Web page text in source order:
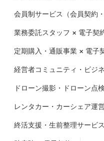
会員制サービス（会員契約
業務委託スタッフ × 電子契
定期購入・通販事業 × 電子
経営者コミュニティ・ビジ
ドローン撮影・ドローン点
レンタカー・カーシェア運
終活支援・生前整理サービ